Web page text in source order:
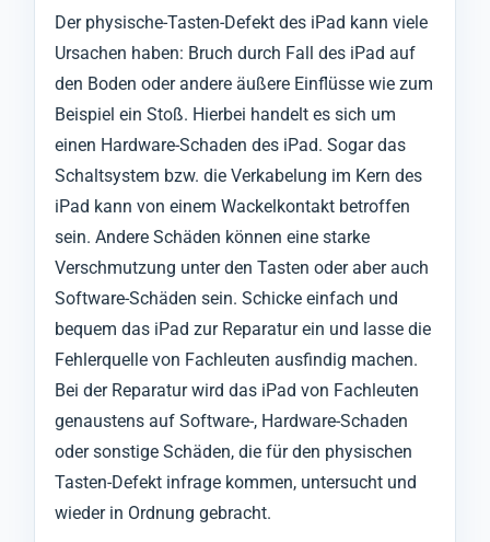
Der physische-Tasten-Defekt des iPad kann viele
Ursachen haben: Bruch durch Fall des iPad auf
den Boden oder andere äußere Einflüsse wie zum
Beispiel ein Stoß. Hierbei handelt es sich um
einen Hardware-Schaden des iPad. Sogar das
Schaltsystem bzw. die Verkabelung im Kern des
iPad kann von einem Wackelkontakt betroffen
sein. Andere Schäden können eine starke
Verschmutzung unter den Tasten oder aber auch
Software-Schäden sein. Schicke einfach und
bequem das iPad zur Reparatur ein und lasse die
Fehlerquelle von Fachleuten ausfindig machen.
Bei der Reparatur wird das iPad von Fachleuten
genaustens auf Software-, Hardware-Schaden
oder sonstige Schäden, die für den physischen
Tasten-Defekt infrage kommen, untersucht und
wieder in Ordnung gebracht.